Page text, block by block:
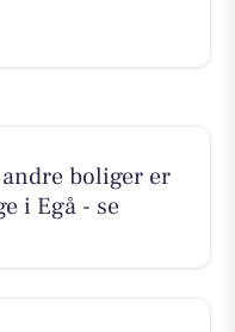
boliger er
i Egå - se